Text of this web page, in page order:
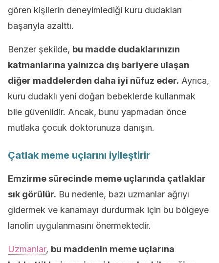
gören kişilerin deneyimlediği kuru dudakları
başarıyla azalttı.
Benzer şekilde, bu madde dudaklarınızın
katmanlarına yalnızca dış bariyere ulaşan
diğer maddelerden daha iyi nüfuz eder. Ayrıca,
kuru dudaklı yeni doğan bebeklerde kullanmak
bile güvenlidir. Ancak, bunu yapmadan önce
mutlaka çocuk doktorunuza danışın.
Çatlak meme uçlarını iyileştirir
Emzirme sürecinde meme uçlarında çatlaklar
sık görülür. Bu nedenle, bazı uzmanlar ağrıyı
gidermek ve kanamayı durdurmak için bu bölgeye
lanolin uygulanmasını önermektedir.
Uzmanlar, bu maddenin meme uçlarına